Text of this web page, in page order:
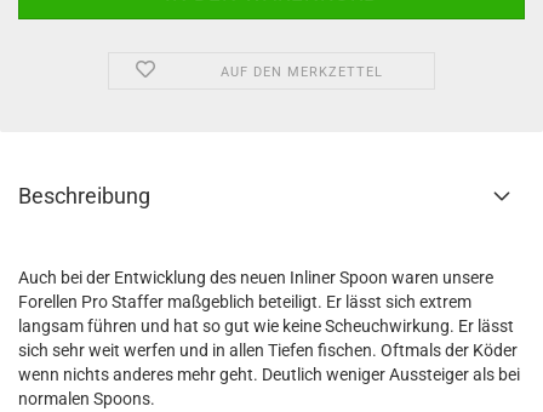
AUF DEN MERKZETTEL
Beschreibung
Auch bei der Entwicklung des neuen Inliner Spoon waren unsere
Forellen Pro Staffer maßgeblich beteiligt. Er lässt sich extrem
langsam führen und hat so gut wie keine Scheuchwirkung. Er lässt
sich sehr weit werfen und in allen Tiefen fischen. Oftmals der Köder
wenn nichts anderes mehr geht. Deutlich weniger Aussteiger als bei
normalen Spoons.